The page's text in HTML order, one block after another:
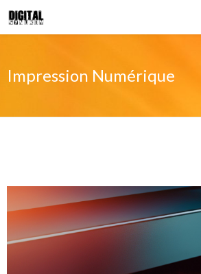
Impression Numérique